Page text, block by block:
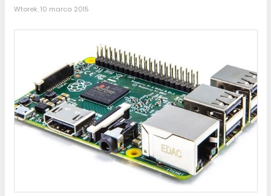
Wtorek, 10 marca 2015